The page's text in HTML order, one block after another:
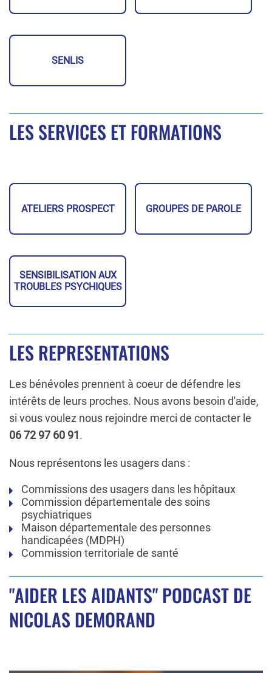
SENLIS
LES SERVICES ET FORMATIONS
ATELIERS PROSPECT GROUPES DE PAROLE
SENSIBILISATION AUX
TROUBLES PSYCHIQUES
LES REPRESENTATIONS
Les bénévoles prennent à coeur de défendre les
intérêts de leurs proches. Nous avons besoin d'aide,
si vous voulez nous rejoindre merci de contacter le
06 72 97 60 91.
Nous représentons les usagers dans :
Commissions des usagers dans les hôpitaux
Commission départementale des soins
psychiatriques
Maison départementale des personnes
handicapées (MDPH)
Commission territoriale de santé
"AIDER LES AIDANTS" PODCAST DE
NICOLAS DEMORAND